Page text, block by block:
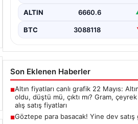
ALTIN 6660.6
BTC 3088118
Son Eklenen Haberler
■Altın fiyatları canlı grafik 22 Mayıs:
oldu, düştü mü, çıktı mı? Gram,
alış satış fiyatları
■Göztepe para basacak! Yine dev satış